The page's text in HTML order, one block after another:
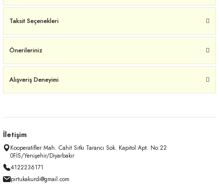
Taksit Seçenekleri
Önerileriniz
Alışveriş Deneyimi
İletişim
Kooperatifler Mah. Cahit Sıtkı Tarancı Sok. Kapitol Apt. No:22
0FİS/Yenişehir/Diyarbakır
4122236171
pirtukakurdi@gmail.com